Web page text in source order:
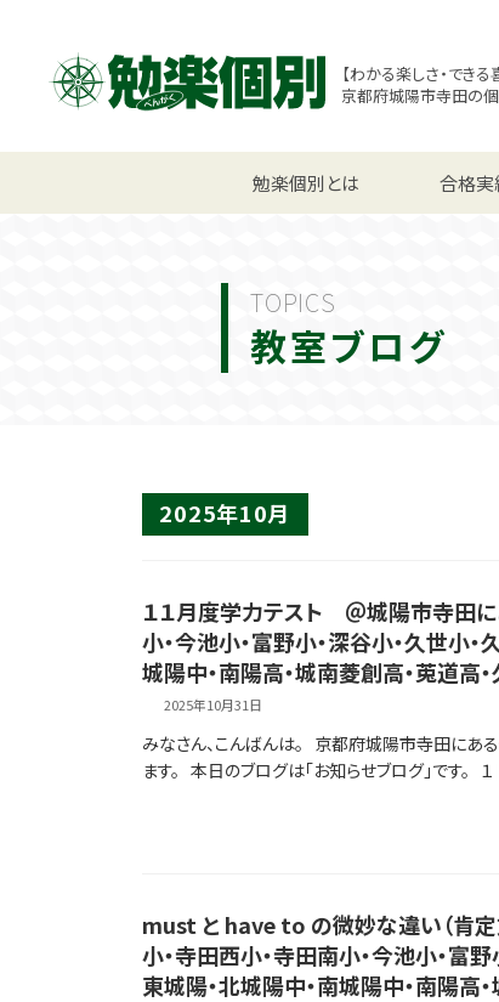
【わかる楽しさ・できる
京都府城陽市寺田の
勉楽個別とは 合格実
小学生コース 中学生コース
TOPICS
教室ブログ
2025年10月
１１月度学力テスト ＠城陽市寺田
小・今池小・富野小・深谷小・久世小
城陽中・南陽高・城南菱創高・莵道高
2025年10月31日
みなさん、こんばんは。 京都府城陽市寺田にあ
ます。 本日のブログは「お知らせブログ」です。
must と have to の微妙な違い（
小・寺田西小・寺田南小・今池小・富
東城陽・北城陽中・南城陽中・南陽高